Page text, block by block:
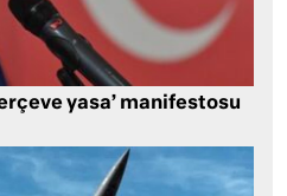
yasa’ manifestosu